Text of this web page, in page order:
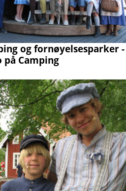
og fornøyelsesparker -
på Camping